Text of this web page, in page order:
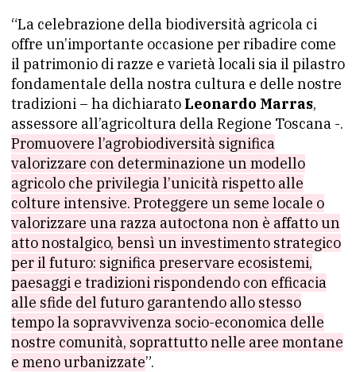
“La celebrazione della biodiversità agricola ci
offre un’importante occasione per ribadire come
il patrimonio di razze e varietà locali sia il pilastro
fondamentale della nostra cultura e delle nostre
tradizioni – ha dichiarato Leonardo Marras,
assessore all’agricoltura della Regione Toscana -.
Promuovere l’agrobiodiversità significa
valorizzare con determinazione un modello
agricolo che privilegia l’unicità rispetto alle
colture intensive. Proteggere un seme locale o
valorizzare una razza autoctona non è affatto un
atto nostalgico, bensì un investimento strategico
per il futuro: significa preservare ecosistemi,
paesaggi e tradizioni rispondendo con efficacia
alle sfide del futuro garantendo allo stesso
tempo la sopravvivenza socio-economica delle
nostre comunità, soprattutto nelle aree montane
e meno urbanizzate”.